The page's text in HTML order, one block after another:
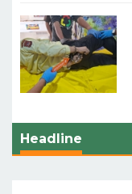
Headline